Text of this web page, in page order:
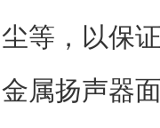
尘等，以保
金属扬声器